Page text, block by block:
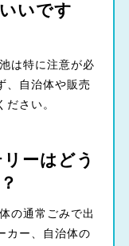
いです
は特に注意が必
、自治体や販売
さい。
ーはどう
の通常ごみで出
カー、自治体の